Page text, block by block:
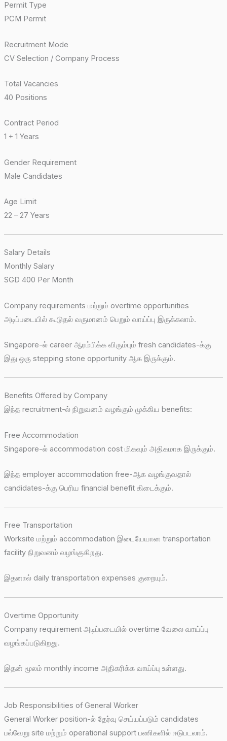
Permit Type
PCM Permit
Recruitment Mode
CV Selection / Company Process
Total Vacancies
40 Positions
Contract Period
1 + 1 Years
Gender Requirement
Male Candidates
Age Limit
22 – 27 Years
Salary Details
Monthly Salary
SGD 400 Per Month
Company requirements மற்றும் overtime opportunities
அடிப்படையில் கூடுதல் வருமானம் பெறும் வாய்ப்பு இருக்கலாம்.
Singapore-ல் career ஆரம்பிக்க விரும்பும் fresh candidates-க்கு
இது ஒரு stepping stone opportunity ஆக இருக்கும்.
Benefits Offered by Company
இந்த recruitment-ல் நிறுவனம் வழங்கும் முக்கிய benefits:
Free Accommodation
Singapore-ல் accommodation cost மிகவும் அதிகமாக இருக்கும்.
இந்த employer accommodation free-ஆக வழங்குவதால்
candidates-க்கு பெரிய financial benefit கிடைக்கும்.
Free Transportation
Worksite மற்றும் accommodation இடையேயான transportation
facility நிறுவனம் வழங்குகிறது.
இதனால் daily transportation expenses குறையும்.
Overtime Opportunity
Company requirement அடிப்படையில் overtime வேலை வாய்ப்பு
வழங்கப்படுகிறது.
இதன் மூலம் monthly income அதிகரிக்க வாய்ப்பு உள்ளது.
Job Responsibilities of General Worker
General Worker position-ல் தேர்வு செய்யப்படும் candidates
பல்வேறு site மற்றும் operational support பணிகளில் ஈடுபடலாம்.